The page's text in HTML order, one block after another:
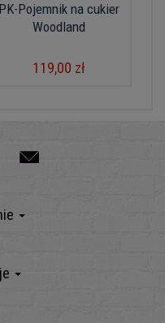
PK-Pojemnik na cukier
Woodland
119,00 zł